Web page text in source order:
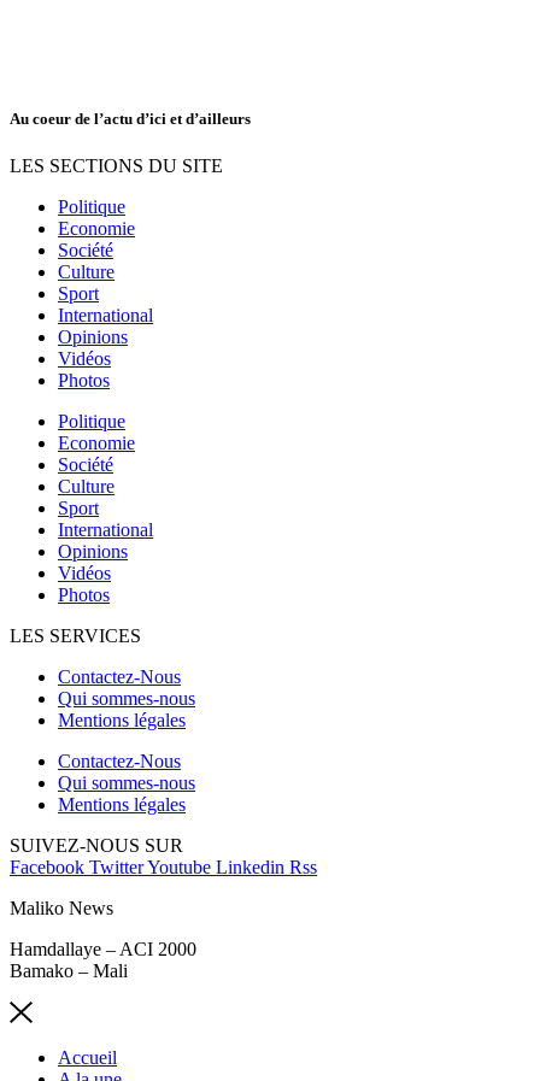
Au coeur de l’actu d’ici et d’ailleurs
LES SECTIONS DU SITE
Politique
Economie
Société
Culture
Sport
International
Opinions
Vidéos
Photos
Politique
Economie
Société
Culture
Sport
International
Opinions
Vidéos
Photos
LES SERVICES
Contactez-Nous
Qui sommes-nous
Mentions légales
Contactez-Nous
Qui sommes-nous
Mentions légales
SUIVEZ-NOUS SUR
Facebook TwitterYoutube Linkedin Rss
Maliko News
Hamdallaye – ACI 2000
Bamako – Mali
Accueil